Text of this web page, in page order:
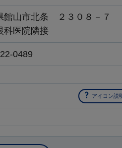
館山市北条 ２３０８－７
科医院隣接
0489
アイコン説